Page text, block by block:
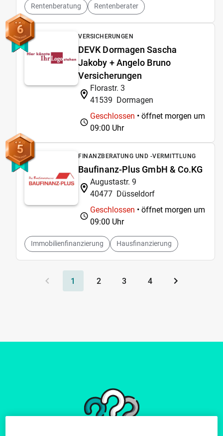
Rentenberatung Rentenberater
6 VERSICHERUNGEN
DEVK Dormagen Sascha
Jakoby + Angelo Bruno
Versicherungen
Florastr. 3
41539 Dormagen
Geschlossen • öffnet morgen um
09:00 Uhr
5 FINANZBERATUNG UND -VERMITTLUNG
Baufinanz-Plus GmbH & Co.KG
Augustastr. 9
40477 Düsseldorf
Geschlossen • öffnet morgen um
09:00 Uhr
Immobilienfinanzierung Hausfinanzierung
1 2 3 4